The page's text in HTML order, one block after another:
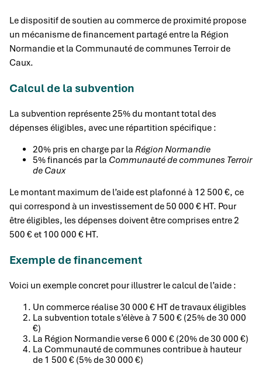
Le dispositif de soutien au commerce de proximité propose
un mécanisme de financement partagé entre la Région
Normandie et la Communauté de communes Terroir de
Caux.
Calcul de la subvention
La subvention représente 25% du montant total des
dépenses éligibles, avec une répartition spécifique :
20% pris en charge par la Région Normandie
5% financés par la Communauté de communes Terroir
de Caux
Le montant maximum de l’aide est plafonné à 12 500 €, ce
qui correspond à un investissement de 50 000 € HT. Pour
être éligibles, les dépenses doivent être comprises entre 2
500 € et 100 000 € HT.
Exemple de financement
Voici un exemple concret pour illustrer le calcul de l’aide :
Un commerce réalise 30 000 € HT de travaux éligibles
La subvention totale s’élève à 7 500 € (25% de 30 000
€)
La Région Normandie verse 6 000 € (20% de 30 000 €)
La Communauté de communes contribue à hauteur
de 1 500 € (5% de 30 000 €)